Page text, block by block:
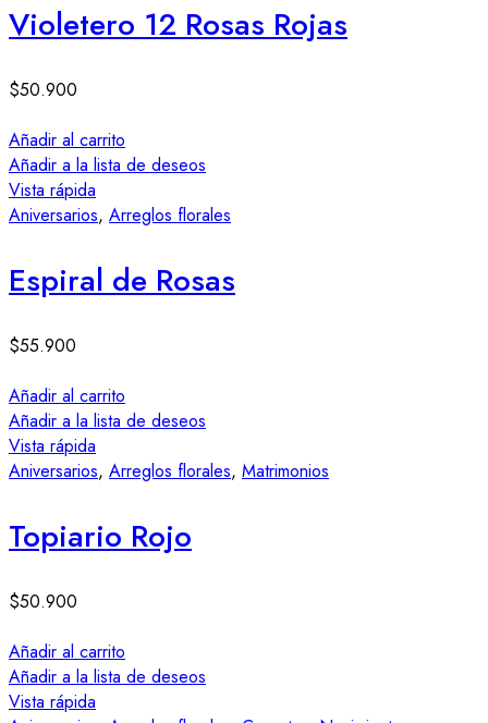
Violetero 12 Rosas Rojas
$50.900
Añadir al carrito
Añadir a la lista de deseos
Vista rápida
Aniversarios, Arreglos florales
Espiral de Rosas
$55.900
Añadir al carrito
Añadir a la lista de deseos
Vista rápida
Aniversarios, Arreglos florales, Matrimonios
Topiario Rojo
$50.900
Añadir al carrito
Añadir a la lista de deseos
Vista rápida